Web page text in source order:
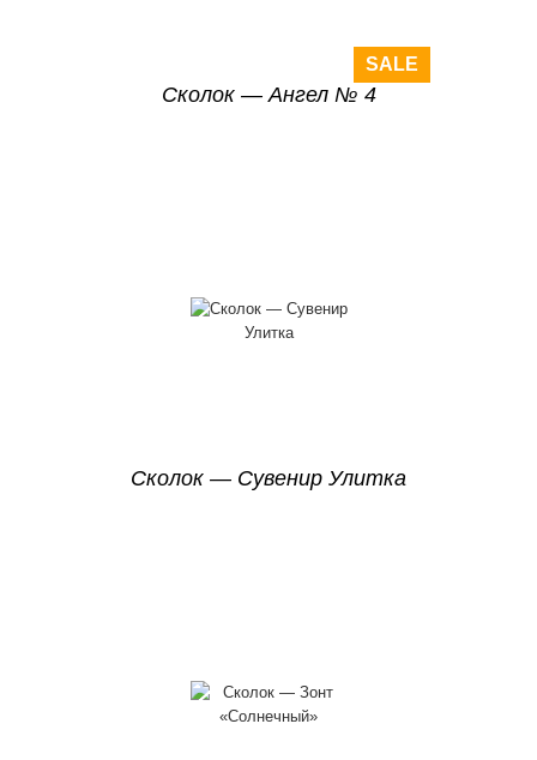
SALE
Сколок — Ангел № 4
Сколок — Сувенир Улитка